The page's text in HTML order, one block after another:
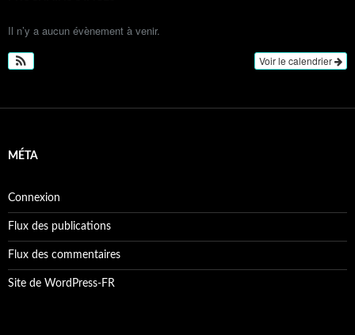
Il n’y a aucun évènement à venir.
Voir le calendrier
MÉTA
Connexion
Flux des publications
Flux des commentaires
Site de WordPress-FR